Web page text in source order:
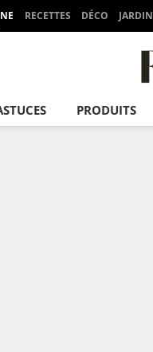
RECETTES DÉCO JARDIN
PRODUITS